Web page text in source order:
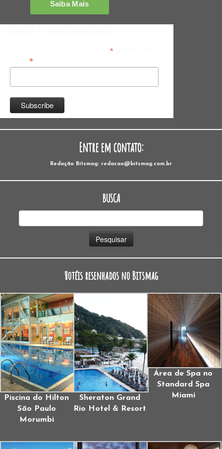
*indicates required
*
Entre em contato:
Redação Bitsmag: redacao@bitsmag.com.br
BUSCA
Hotéis resenhados no Bitsmag
Piscina do Hilton
São Paulo
Morumbi
Sheraton Grand
Rio Hotel & Resort
Área de Spa no
Standard Spa
Miami